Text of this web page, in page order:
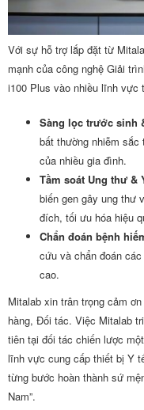
Với sự hỗ trợ lắp đặt từ
mạnh của công nghệ Giải
i100 Plus vào nhiều lĩnh vực
Sàng lọc trước sinh
bất thường nhiễm
của nhiều gia đình.
Tầm soát Ung thư &
biến gen gây ung thư
đích, tối ưu hóa hiệu
Chẩn đoán bệnh
cứu và chẩn đoán
cao.
Mitalab xin trân trọng cảm
hàng, Đối tác. Việc Mitalab
tiên tại đối tác chiến lược
lĩnh vực cung cấp thiết bị Y
từng bước hoàn thành sứ
Nam”.